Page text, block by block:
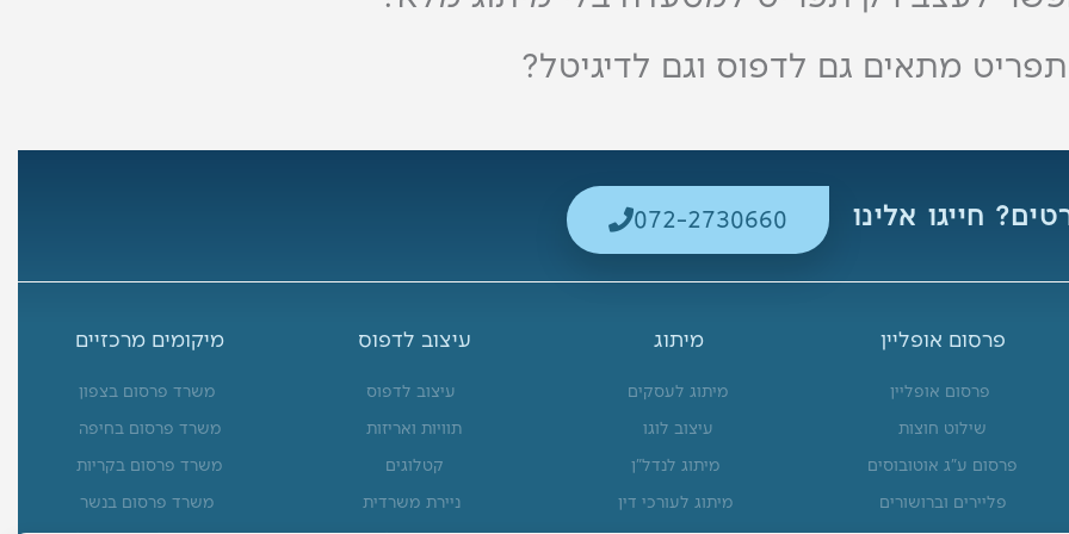
מתאים גם לדפוס וגם לדיגיטל?
חייגו אלינו 072-2730660
פרסום אופליין
פרסום אופליין
שילוט חוצות
פרסום ע"ג אוטובוסים
פליירים וברושורים
מיתוג
מיתוג לעסקים
עיצוב לוגו
מיתוג לנדל"ן
מיתוג לעורכי דין
עיצוב לדפוס
עיצוב לדפוס
תוויות ואריזות
קטלוגים
ניירת משרדית
מיקומים מרכזיים
משרד פרסום בצפון
משרד פרסום בחיפה
משרד פרסום בקריות
משרד פרסום בנשר